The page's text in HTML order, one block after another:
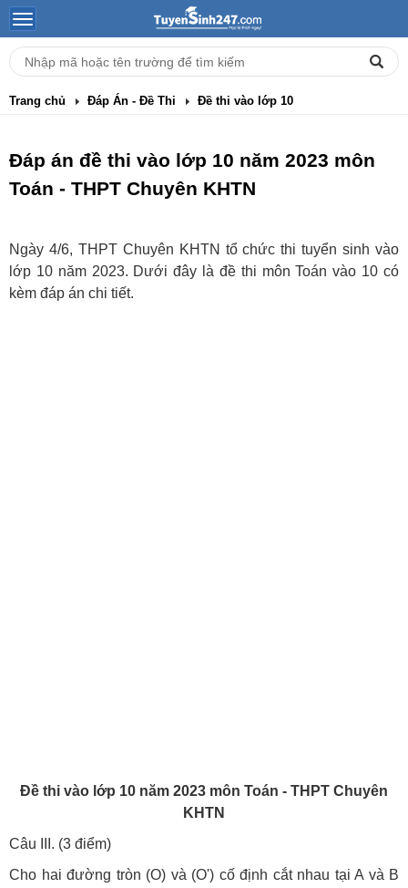
Trang chủ Đáp Án - Đề Thi Đề thi vào lớp 10
Đáp án đề thi vào lớp 10 năm 2023 môn
Toán - THPT Chuyên KHTN
Ngày 4/6, THPT Chuyên KHTN tổ chức thi tuyển sinh vào
lớp 10 năm 2023. Dưới đây là đề thi môn Toán vào 10 có
kèm đáp án chi tiết.
Đề thi vào lớp 10 năm 2023 môn Toán - THPT Chuyên
KHTN
Câu III. (3 điểm)
Cho hai đường tròn (O) và (O') cố định cắt nhau tại A và B